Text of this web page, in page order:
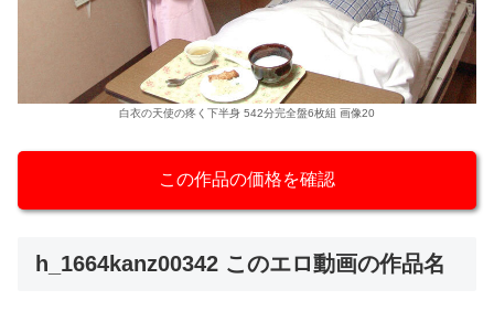
白衣の天使の疼く下半身 542分完全盤6枚組 画像20
この作品の価格を確認
h_1664kanz00342 このエロ動画の作品名